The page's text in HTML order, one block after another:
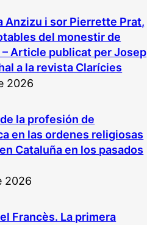
Anzizu i sor Pierrette Prat,
del monestir de
– Article publicat per Josep
a la revista Clarícies
2026
la profesión de
en las ordenes religiosas
Cataluña en los pasados
2026
Francès. La primera